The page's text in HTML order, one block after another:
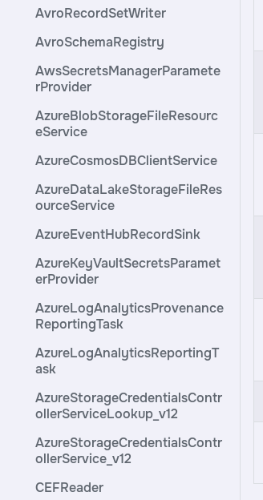
AvroRecordSetWriter
AvroSchemaRegistry
AwsSecretsManagerParamete
rProvider
AzureBlobStorageFileResourc
eService
AzureCosmosDBClientService
AzureDataLakeStorageFileRes
ourceService
AzureEventHubRecordSink
AzureKeyVaultSecretsParamet
erProvider
AzureLogAnalyticsProvenance
ReportingTask
AzureLogAnalyticsReportingT
ask
AzureStorageCredentialsContr
ollerServiceLookup_v12
AzureStorageCredentialsContr
ollerService_v12
CEFReader